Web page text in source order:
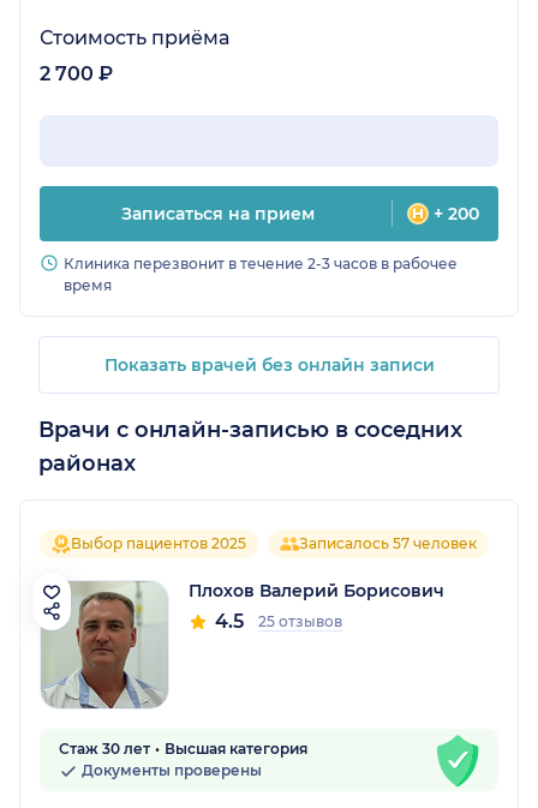
Стоимость приёма
2 700 ₽
Записаться на прием + 200
Клиника перезвонит в течение 2-3 часов в рабочее
время
Показать врачей без онлайн записи
Врачи с онлайн-записью в соседних
районах
Выбор пациентов 2025 Записалось 57 человек
Плохов Валерий Борисович
4.5 25 отзывов
Стаж 30 лет
Высшая категория
Документы проверены